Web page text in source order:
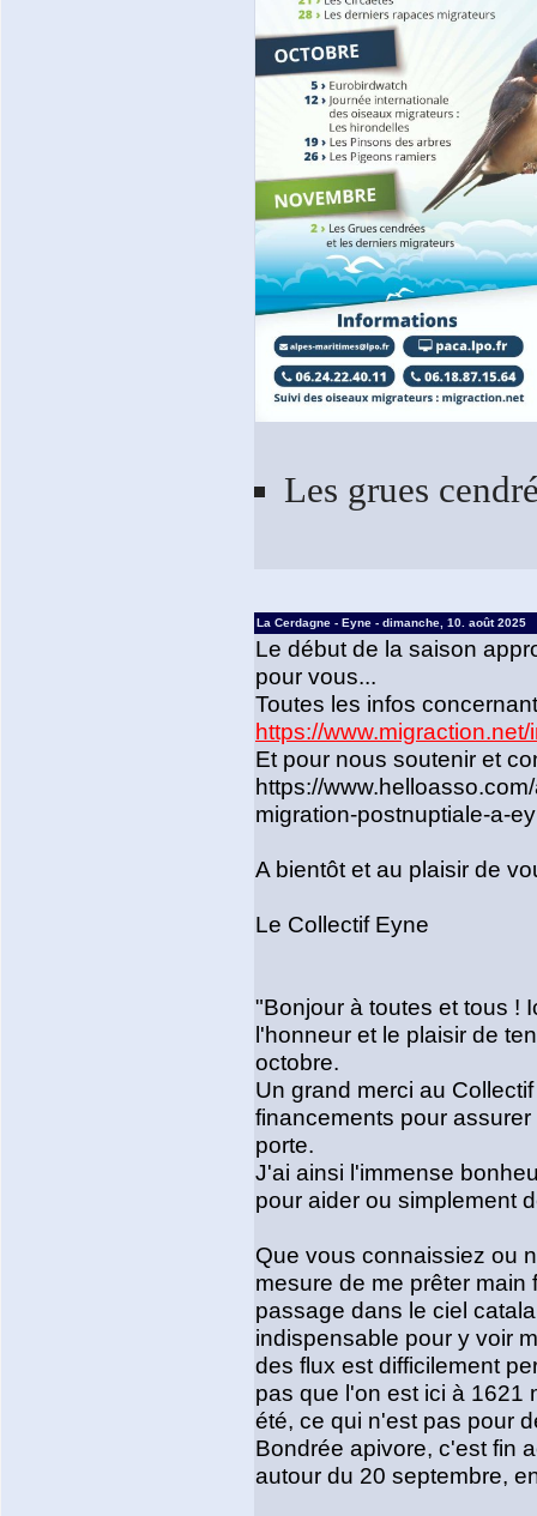
Les grues
La Cerdagne - Eyne - dimanche, 10. août 2025
Le début de la saison
pour vous...
Toutes les infos
https://
Et pour nous soutenir et
https://
migration-postnuptiale-a-
A bientôt et au plaisir de
Le Collectif Eyne
"Bonjour à toutes et tous !
l'honneur et le plaisir de
octobre.
Un grand merci au
financements pour
porte.
J'ai ainsi l'immense
pour aider ou simplement
Que vous connaissiez ou
mesure de me prêter
passage dans le ciel
indispensable pour y voir
des flux est difficilement
pas que l'on est ici à 1621
été, ce qui n'est pas pour
Bondrée apivore, c'est fin
autour du 20 septembre,